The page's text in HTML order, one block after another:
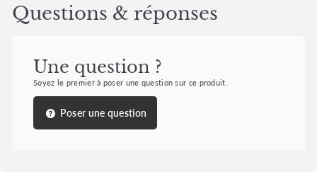
Questions & réponses
Une question ?
Soyez le premier à poser une question sur ce produit.
Poser une question